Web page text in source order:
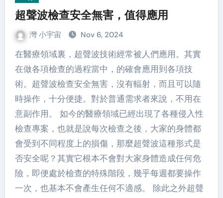
超聲波檢查安全無害，值得應用
灣 小宇宙 Nov 6, 2024
在醫療領域裏，超聲波技術經常被人們應用。其實
在做各項檢查的過程當中，的確會應用到各項技
術。超聲波檢查安全無害，沒有輻射，而且可以隨
時操作，十分便捷。對於普通需求者來說，不用在
意副作用。 如今的醫療領域已經出現了各種侵入性
檢查專案，也就是說每次檢查之後，大家的身體都
會受到不同程度上的損傷，那麼超聲波這種形式是
否安全呢？其實它根本不會對大家身體造成任何危
險，即便處於檢查的特殊階段，幾乎每週都要操作
一次，也基本不會產生任何不適感。 除此之外超聲